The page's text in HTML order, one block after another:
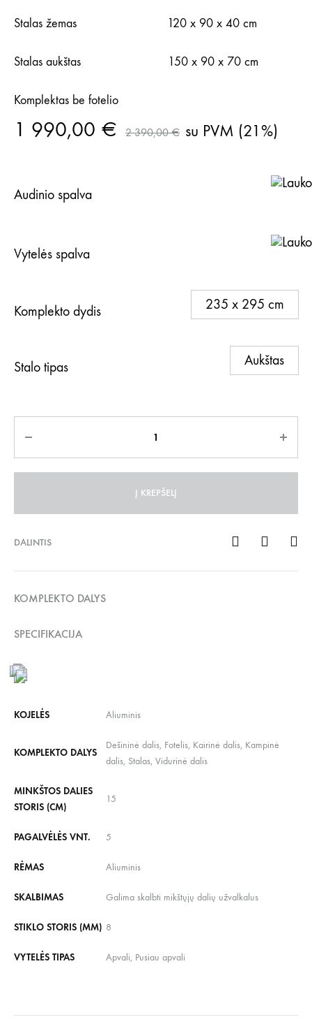
Stalas žemas 120 x 90 x 40 cm
Stalas aukštas 150 x 90 x 70 cm
Komplektas be fotelio
1 990,00 € 2 390,00€ su PVM (21%)
Audinio spalva
Vytelės spalva
Komplekto dydis 235 x 295 cm
Stalo tipas Aukštas
Į KREPŠELĮ
DALINTIS
KOMPLEKTO DALYS
SPECIFIKACIJA
KOJELĖS Aliuminis
KOMPLEKTO DALYS
Dešininė dalis, Fotelis, Kairinė dalis, Kampinė
dalis, Stalas, Vidurinė dalis
MINKŠTOS DALIES
STORIS (CM)
15
PAGALVĖLĖS VNT. 5
RĖMAS Aliuminis
SKALBIMAS Galima skalbti mikštųjų dalių užvalkalus
STIKLO STORIS (MM) 8
VYTELĖS TIPAS Apvali, Pusiau apvali